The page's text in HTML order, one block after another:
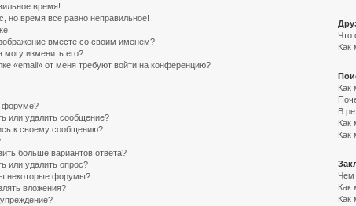
время!
но время все равно неправильное!
вместе со своим именем?
могу изменить его?
«email» от меня требуют войти на конференцию?
форуме?
или удалить сообщение?
к своему сообщению?
больше вариантов ответа?
или удалить опрос?
некоторые форумы?
вложения?
Что
Как
Как
В
Как
Как
Чем
Как
Как